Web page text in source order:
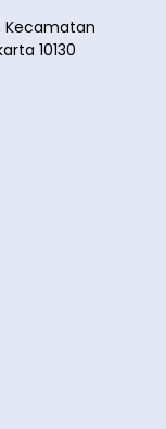
Kecamatan
10130